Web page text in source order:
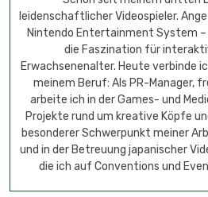
leidenschaftlicher Videospieler.
Nintendo Entertainment System
die Faszination für
Erwachsenenalter. Heute verbinde
meinem Beruf: Als PR-Manager,
arbeite ich in der Games- und
Projekte rund um kreative Köpfe
besonderer Schwerpunkt meiner
und in der Betreuung japanischer
die ich auf Conventions und